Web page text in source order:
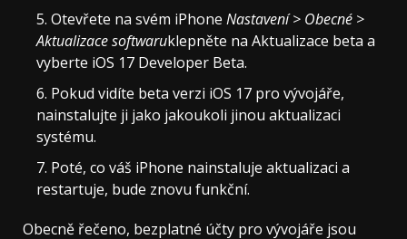
Otevřete na svém iPhone Nastavení > Obecné >
Aktualizace softwaruklepněte na Aktualizace beta a
vyberte iOS 17 Developer Beta.
Pokud vidíte beta verzi iOS 17 pro vývojáře,
nainstalujte ji jako jakoukoli jinou aktualizaci
systému.
Poté, co váš iPhone nainstaluje aktualizaci a
restartuje, bude znovu funkční.
Obecně řečeno, bezplatné účty pro vývojáře jsou